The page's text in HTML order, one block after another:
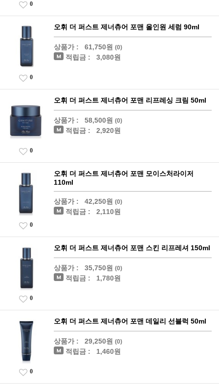
0
오휘 더 퍼스트 제너츄어 포맨 올인원 세럼 90ml
상품가 : 61,750원 (0)
적립금 : 3,080원
0
오휘 더 퍼스트 제너츄어 포맨 리프레싱 크림 50ml
상품가 : 58,500원 (0)
적립금 : 2,920원
0
오휘 더 퍼스트 제너츄어 포맨 모이스처라이저
110ml
상품가 : 42,250원 (0)
적립금 : 2,110원
0
오휘 더 퍼스트 제너츄어 포맨 스킨 리프레셔 150ml
상품가 : 35,750원 (0)
적립금 : 1,780원
0
오휘 더 퍼스트 제너츄어 포맨 데일리 선블럭 50ml
상품가 : 29,250원 (0)
적립금 : 1,460원
0